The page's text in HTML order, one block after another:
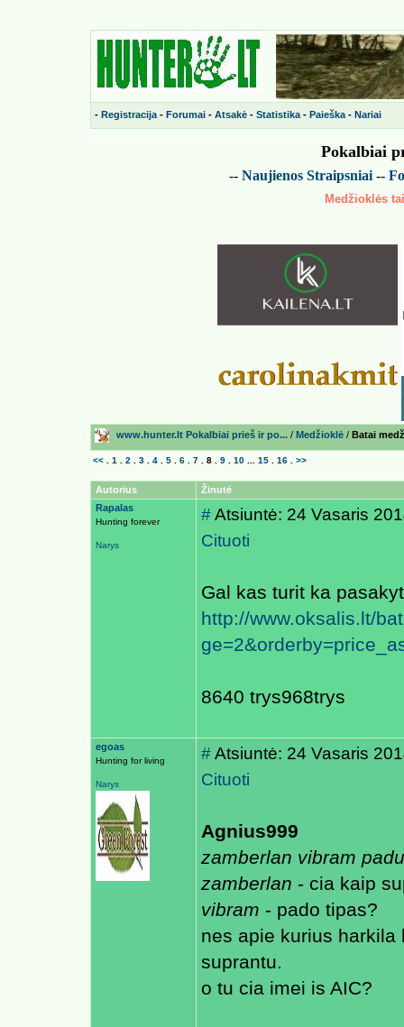
- Registracija - Forumai - Atsakė - Statistika - Paieška - Nariai
Pokalbiai
-- Naujienos Straipsniai --
Medžioklės
www.hunter.lt Pokalbiai prieš ir po... / Medžioklė / Batai
<< 1 2 3 4 5 6 7 8 9 10 15 16 >>
Autorius
Žinutė
Rapalas
Hunting forever
Narys
#Atsiuntė: 24 Vasaris
Cituoti
Gal kas turit ka
http://www.oksalis.lt/
8640 trys968trys
egoas
Hunting for living
Narys
#Atsiuntė: 24 Vasaris
Cituoti
Agnius999
zamberlan vibram
zamberlan - cia kaip
vibram - pado tipas?
nes apie kurius
suprantu.
o tu cia imei is AIC?